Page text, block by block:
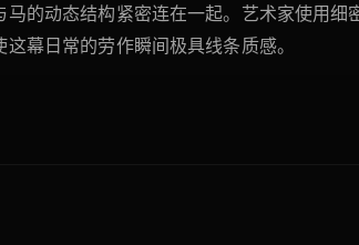
的动态结构紧密连在一起。艺术家使用细
幕日常的劳作瞬间极具线条质感。